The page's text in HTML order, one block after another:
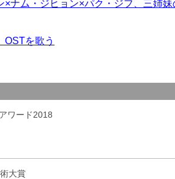
×ナム・ジヒョン×パク・ジフ、三姉
OSTを歌う
ワード2018
大賞